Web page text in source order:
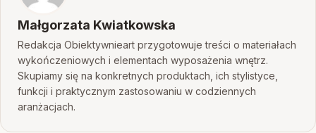
Małgorzata Kwiatkowska
Redakcja Obiektywnieart przygotowuje treści o materiałach
wykończeniowych i elementach wyposażenia wnętrz.
Skupiamy się na konkretnych produktach, ich stylistyce,
funkcji i praktycznym zastosowaniu w codziennych
aranżacjach.